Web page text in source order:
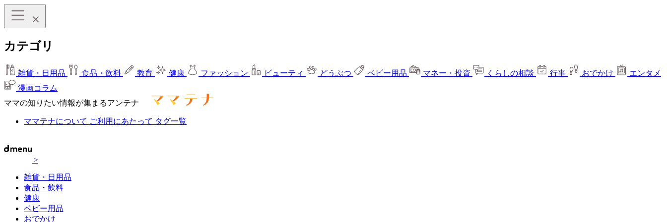
カテゴリ
雑貨・日用品 食品・飲料 教育 健康 ファッション ビューティ どうぶつ ベビー用品 マネー・投資 くらしの相談 行事 おでかけ
エンタメ
漫画コラム
ママの知りたい情報が集まるアンテナ
ママテナについて ご利用にあたって タグ一覧
>
雑貨・日用品
食品・飲料
健康
ベビー用品
おでかけ